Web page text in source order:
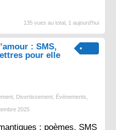
135 vues au total, 1 aujourd'hui
: SMS,
pour elle
, Divertissement, Événements,
2025
: poèmes, SMS